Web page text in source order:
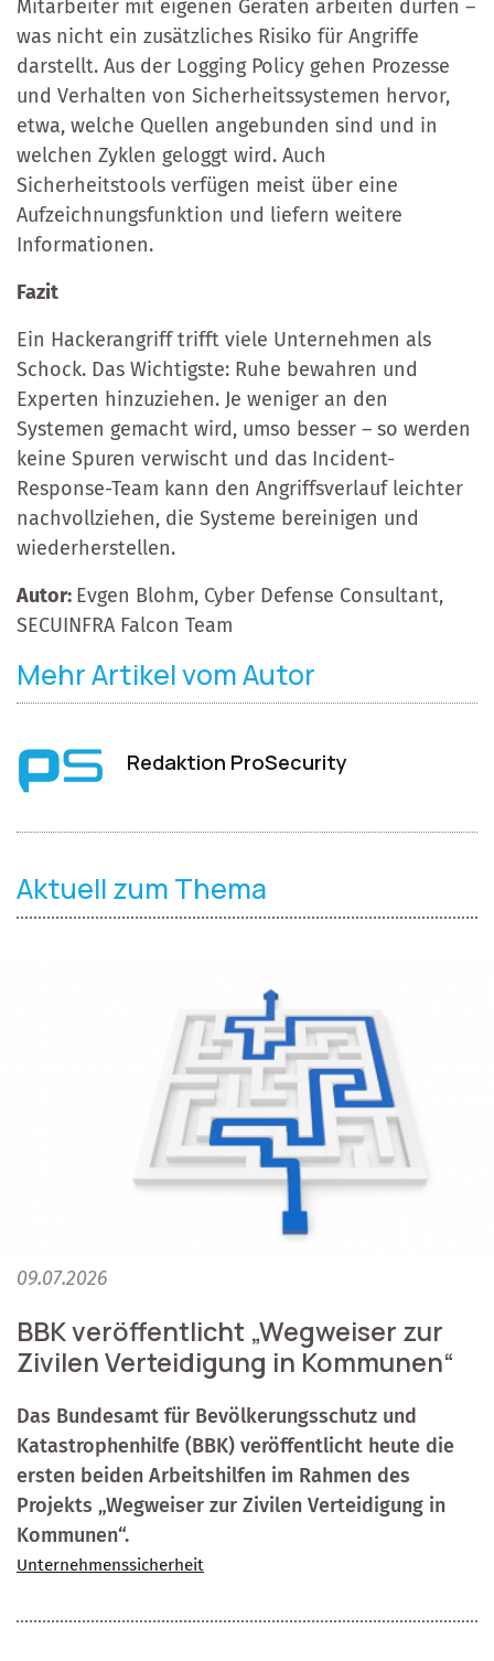
Mitarbeiter mit eigenen Geräten arbeiten dürfen –
was nicht ein zusätzliches Risiko für Angriffe
darstellt. Aus der Logging Policy gehen Prozesse
und Verhalten von Sicherheitssystemen hervor,
etwa, welche Quellen angebunden sind und in
welchen Zyklen geloggt wird. Auch
Sicherheitstools verfügen meist über eine
Aufzeichnungsfunktion und liefern weitere
Informationen.
Fazit
Ein Hackerangriff trifft viele Unternehmen als
Schock. Das Wichtigste: Ruhe bewahren und
Experten hinzuziehen. Je weniger an den
Systemen gemacht wird, umso besser – so werden
keine Spuren verwischt und das Incident-
Response-Team kann den Angriffsverlauf leichter
nachvollziehen, die Systeme bereinigen und
wiederherstellen.
Autor: Evgen Blohm, Cyber Defense Consultant,
SECUINFRA Falcon Team
Mehr Artikel vom Autor
Redaktion ProSecurity
Aktuell zum Thema
09.07.2026
BBK veröffentlicht „Wegweiser zur
Zivilen Verteidigung in Kommunen“
Das Bundesamt für Bevölkerungsschutz und
Katastrophenhilfe (BBK) veröffentlicht heute die
ersten beiden Arbeitshilfen im Rahmen des
Projekts „Wegweiser zur Zivilen Verteidigung in
Kommunen“.
Unternehmenssicherheit